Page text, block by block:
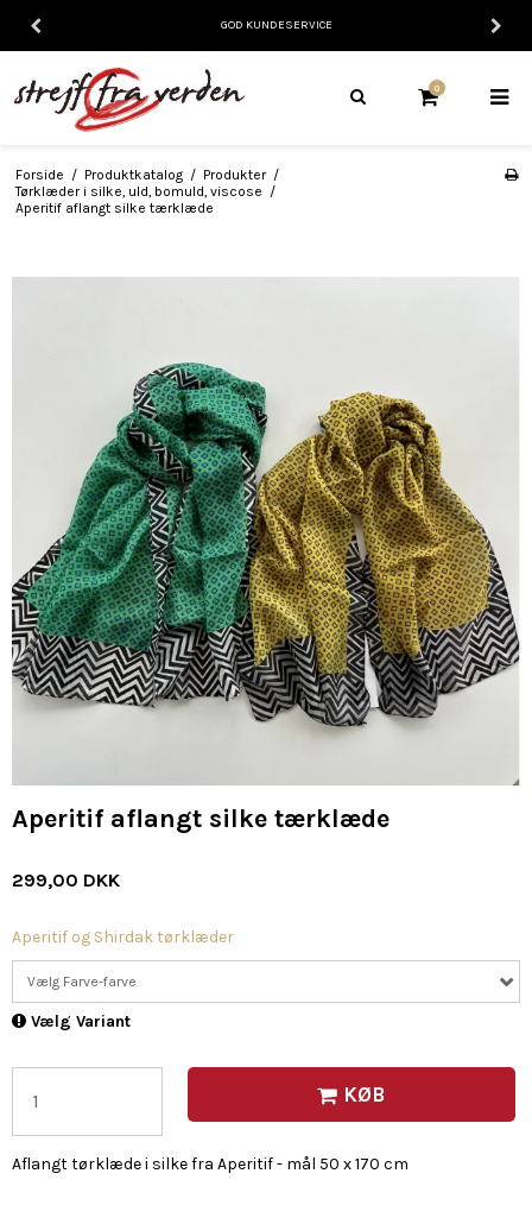
GOD KUNDESERVICE
0
Forside / Produktkatalog / Produkter /
Tørklæder i silke, uld, bomuld, viscose /
Aperitif aflangt silke tærklæde
Aperitif aflangt silke tærklæde
299,00 DKK
Aperitif og Shirdak tørklæder
Vælg Farve-farve
Vælg Variant
KØB
Aflangt tørklæde i silke fra Aperitif - mål 50 x 170 cm